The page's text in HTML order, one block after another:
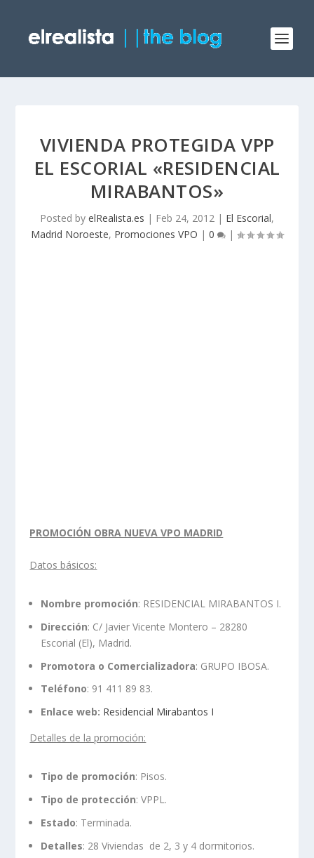
VIVIENDA PROTEGIDA VPP
EL ESCORIAL «RESIDENCIAL
MIRABANTOS»
Posted by elRealista.es | Feb 24, 2012 | El Escorial,
Madrid Noroeste, Promociones VPO | 0 |
PROMOCIÓN OBRA NUEVA VPO MADRID
Datos básicos:
Nombre promoción: RESIDENCIAL MIRABANTOS I.
Dirección: C/ Javier Vicente Montero – 28280
Escorial (El), Madrid.
Promotora o Comercializadora: GRUPO IBOSA.
Teléfono: 91 411 89 83.
Enlace web: Residencial Mirabantos I
Detalles de la promoción:
Tipo de promoción: Pisos.
Tipo de protección: VPPL.
Estado: Terminada.
Detalles: 28 Viviendas de 2, 3 y 4 dormitorios.